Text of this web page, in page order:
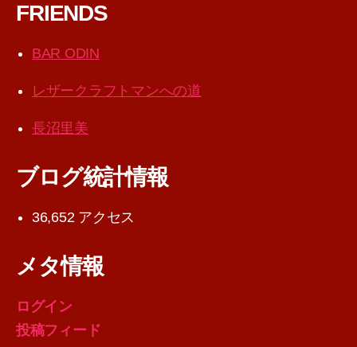
FRIENDS
BAR ODIN
レザークラフトマンへの道
長沼里美
ブログ統計情報
36,652 アクセス
メタ情報
ログイン
投稿フィード